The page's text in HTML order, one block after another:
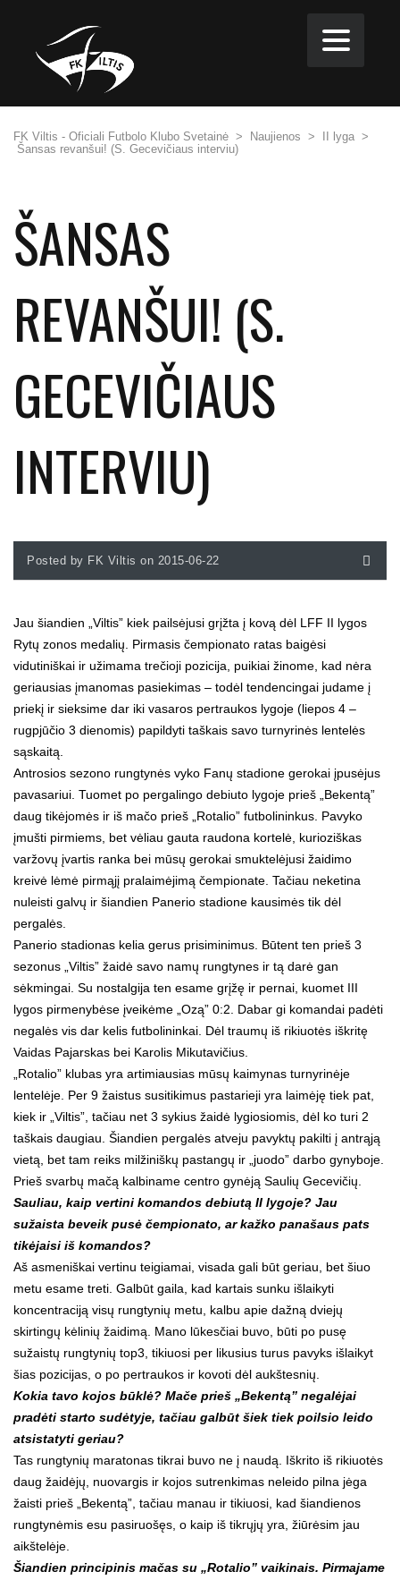
FK Viltis - Oficiali Futbolo Klubo Svetainė > Naujienos > II lyga >
Šansas revanšui! (S. Gecevičiaus interviu)
ŠANSAS
REVANŠUI! (S.
GECEVIČIAUS
INTERVIU)
Posted by FK Viltis on 2015-06-22
Jau šiandien „Viltis” kiek pailsėjusi grįžta į kovą dėl LFF II lygos
Rytų zonos medalių. Pirmasis čempionato ratas baigėsi
vidutiniškai ir užimama trečioji pozicija, puikiai žinome, kad nėra
geriausias įmanomas pasiekimas – todėl tendencingai judame į
priekį ir sieksime dar iki vasaros pertraukos lygoje (liepos 4 –
rugpjūčio 3 dienomis) papildyti taškais savo turnyrinės lentelės
sąskaitą.
Antrosios sezono rungtynės vyko Fanų stadione gerokai įpusėjus
pavasariui. Tuomet po pergalingo debiuto lygoje prieš „Bekentą”
daug tikėjomės ir iš mačo prieš „Rotalio” futbolininkus. Pavyko
įmušti pirmiems, bet vėliau gauta raudona kortelė, kurioziškas
varžovų įvartis ranka bei mūsų gerokai smuktelėjusi žaidimo
kreivė lėmė pirmąjį pralaimėjimą čempionate. Tačiau neketina
nuleisti galvų ir šiandien Panerio stadione kausimės tik dėl
pergalės.
Panerio stadionas kelia gerus prisiminimus. Būtent ten prieš 3
sezonus „Viltis” žaidė savo namų rungtynes ir tą darė gan
sėkmingai. Su nostalgija ten esame grįžę ir pernai, kuomet III
lygos pirmenybėse įveikėme „Ozą” 0:2. Dabar gi komandai padėti
negalės vis dar kelis futbolininkai. Dėl traumų iš rikiuotės iškritę
Vaidas Pajarskas bei Karolis Mikutavičius.
„Rotalio” klubas yra artimiausias mūsų kaimynas turnyrinėje
lentelėje. Per 9 žaistus susitikimus pastarieji yra laimėję tiek pat,
kiek ir „Viltis”, tačiau net 3 sykius žaidė lygiosiomis, dėl ko turi 2
taškais daugiau. Šiandien pergalės atveju pavyktų pakilti į antrąją
vietą, bet tam reiks milžiniškų pastangų ir „juodo” darbo gynyboje.
Prieš svarbų mačą kalbiname centro gynėją Saulių Gecevičių.
Sauliau, kaip vertini komandos debiutą II lygoje? Jau
sužaista beveik pusė čempionato, ar kažko panašaus pats
tikėjaisi iš komandos?
Aš asmeniškai vertinu teigiamai, visada gali būt geriau, bet šiuo
metu esame treti. Galbūt gaila, kad kartais sunku išlaikyti
koncentraciją visų rungtynių metu, kalbu apie dažną dviejų
skirtingų kėlinių žaidimą. Mano lūkesčiai buvo, būti po pusę
sužaistų rungtynių top3, tikiuosi per likusius turus pavyks išlaikyt
šias pozicijas, o po pertraukos ir kovoti dėl aukštesnių.
Kokia tavo kojos būklė? Mače prieš „Bekentą” negalėjai
pradėti starto sudėtyje, tačiau galbūt šiek tiek poilsio leido
atsistatyti geriau?
Tas rungtynių maratonas tikrai buvo ne į naudą. Iškrito iš rikiuotės
daug žaidėjų, nuovargis ir kojos sutrenkimas neleido pilna jėga
žaisti prieš „Bekentą”, tačiau manau ir tikiuosi, kad šiandienos
rungtynėmis esu pasiruošęs, o kaip iš tikrųjų yra, žiūrėsim jau
aikštelėje.
Šiandien principinis mačas su „Rotalio” vaikinais. Pirmajame